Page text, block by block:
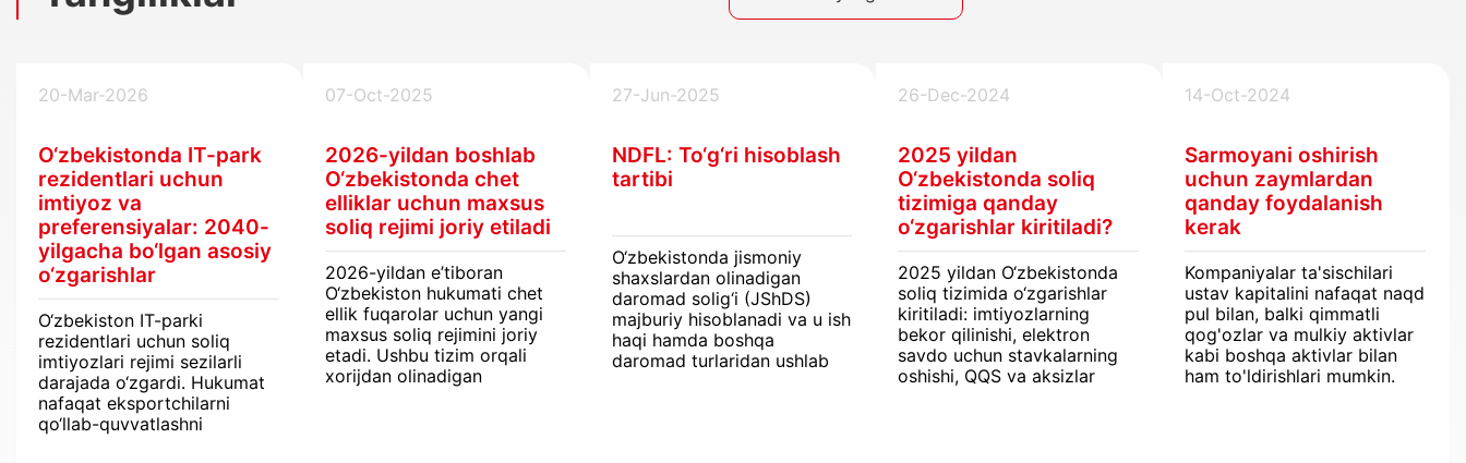
20-Mar-2026
O‘zbekistonda IT-park
rezidentlari uchun
imtiyoz va
preferensiyalar: 2040-
yilgacha bo‘lgan asosiy
o‘zgarishlar
O‘zbekiston IT-parki
rezidentlari uchun soliq
imtiyozlari rejimi sezilarli
darajada o‘zgardi. Hukumat
nafaqat eksportchilarni
qo‘llab-quvvatlashni
07-Oct-2025
2026-yildan boshlab
O‘zbekistonda chet
elliklar uchun maxsus
soliq rejimi joriy etiladi
2026-yildan e’tiboran
O‘zbekiston hukumati chet
ellik fuqarolar uchun yangi
maxsus soliq rejimini joriy
etadi. Ushbu tizim orqali
xorijdan olinadigan
27-Jun-2025
NDFL: To‘g‘ri hisoblash
tartibi
O‘zbekistonda jismoniy
shaxslardan olinadigan
daromad solig‘i (JShDS)
majburiy hisoblanadi va u ish
haqi hamda boshqa
daromad turlaridan ushlab
26-Dec-2024
2025 yildan
O‘zbekistonda soliq
tizimiga qanday
o‘zgarishlar kiritiladi?
2025 yildan O‘zbekistonda
soliq tizimida o‘zgarishlar
kiritiladi: imtiyozlarning
bekor qilinishi, elektron
savdo uchun stavkalarning
oshishi, QQS va aksizlar
14-Oct-2024
Sarmoyani oshirish
uchun zaymlardan
qanday foydalanish
kerak
Kompaniyalar ta'sischilari
ustav kapitalini nafaqat naqd
pul bilan, balki qimmatli
qog'ozlar va mulkiy aktivlar
kabi boshqa aktivlar bilan
ham to'ldirishlari mumkin.